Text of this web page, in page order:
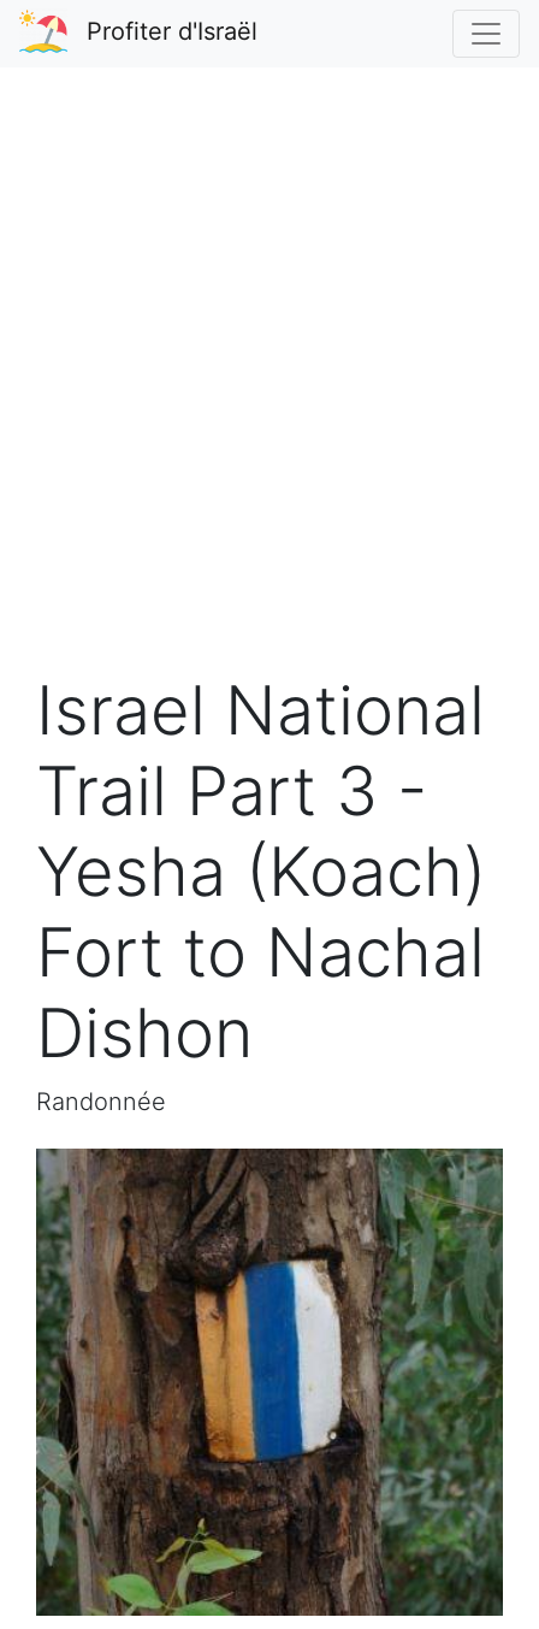
Profiter d'Israël
Israel National
Trail Part 3 -
Yesha (Koach)
Fort to Nachal
Dishon
Randonnée